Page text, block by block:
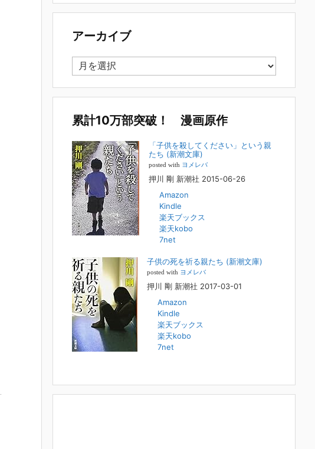
集英社オンラインのインタビューを受けまし
た。「漫画といえば集英社！」というく…
2023年3月1日
しても私個人としても大変な名誉です。h[...]
若年層の子供の問題
2022年8月26日
『「子供を殺してください」という親たち』では、先月ま
で、10代の対象者をテーマにした回、「ケース19 奴隷化
する親たち」をお送りしていました。こちらは、最終話をコ
ミックバンチWebで読むことができます
FBS福岡放送『目撃者f』出演情報
本日（日曜）深夜1時25分～FBS福岡放送『目撃者f』で、
（株）トキワ精神保健事務所 所長 押川剛の活動を追った
ドキュメンタリーが放送されます。「俺がつなげてやる～コ
ワモテ“説得屋”の生き様～」続きを
人と“直接”向き合うことの価値
2022年1月14日
アーカイブ
ー
カ
ブ
累計10万部突破！ 漫画原作
「子供を殺してください」という親
たち (新潮文庫)
posted with ヨメレバ
押川 剛 新潮社 2015-06-26
Amazon
Kindle
楽天ブックス
楽天kobo
7net
子供の死を祈る親たち (新潮文庫)
posted with ヨメレバ
押川 剛 新潮社 2017-03-01
Amazon
Kindle
楽天ブックス
楽天kobo
7net